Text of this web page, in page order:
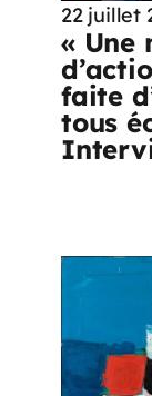
22 juillet
« Une
faite
tous